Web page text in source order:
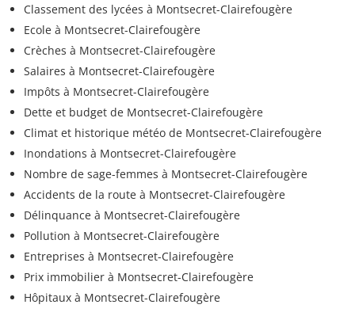
Classement des lycées à Montsecret-Clairefougère
Ecole à Montsecret-Clairefougère
Crèches à Montsecret-Clairefougère
Salaires à Montsecret-Clairefougère
Impôts à Montsecret-Clairefougère
Dette et budget de Montsecret-Clairefougère
Climat et historique météo de Montsecret-Clairefougère
Inondations à Montsecret-Clairefougère
Nombre de sage-femmes à Montsecret-Clairefougère
Accidents de la route à Montsecret-Clairefougère
Délinquance à Montsecret-Clairefougère
Pollution à Montsecret-Clairefougère
Entreprises à Montsecret-Clairefougère
Prix immobilier à Montsecret-Clairefougère
Hôpitaux à Montsecret-Clairefougère